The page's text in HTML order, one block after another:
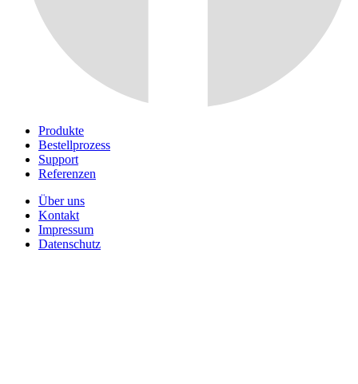
Produkte
Bestellprozess
Support
Referenzen
Über uns
Kontakt
Impressum
Datenschutz